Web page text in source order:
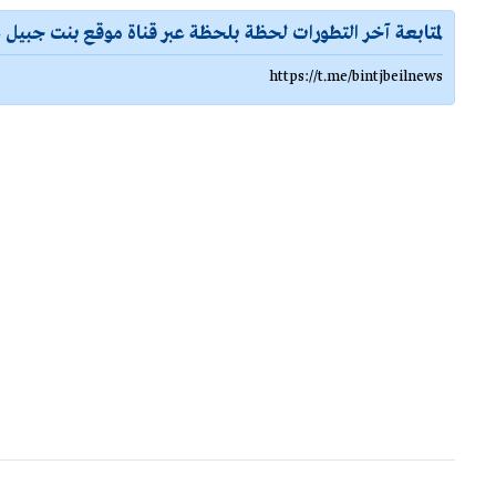
لمتابعة آخر التطورات لحظة بلحظة عبر قناة موقع بنت جبيل
https://t.me/bintjbeilnews